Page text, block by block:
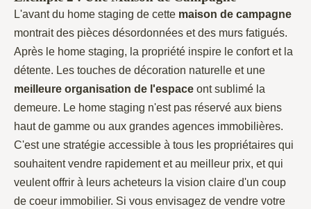
L'avant du home staging de cette maison de campagne
montrait des pièces désordonnées et des murs fatigués.
Après le home staging, la propriété inspire le confort et la
détente. Les touches de décoration naturelle et une
meilleure organisation de l'espace ont sublimé la
demeure. Le home staging n'est pas réservé aux biens
haut de gamme ou aux grandes agences immobilières.
C'est une stratégie accessible à tous les propriétaires qui
souhaitent vendre rapidement et au meilleur prix, et qui
veulent offrir à leurs acheteurs la vision claire d'un coup
de coeur immobilier. Si vous envisagez de vendre votre